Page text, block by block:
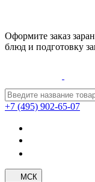
Оформите заказ
блюд и подготовку
+7 (495) 902-65-07
МСК